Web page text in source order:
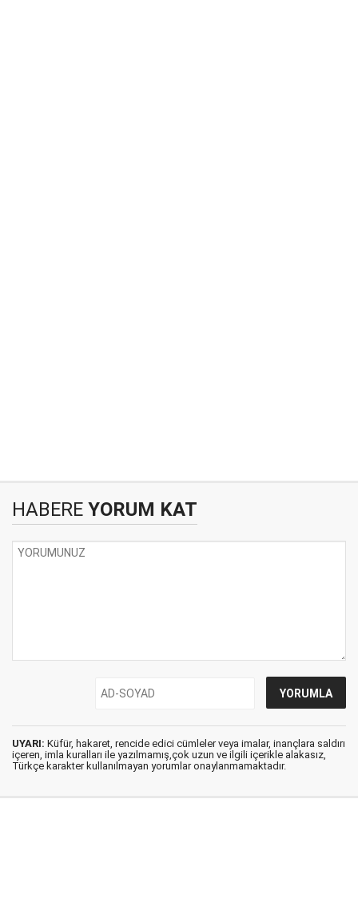
HABERE YORUM KAT
UYARI: Küfür, hakaret, rencide edici cümleler veya imalar, inançlara saldırı
içeren, imla kuralları ile yazılmamış,çok uzun ve ilgili içerikle alakasız,
Türkçe karakter kullanılmayan yorumlar onaylanmamaktadır.